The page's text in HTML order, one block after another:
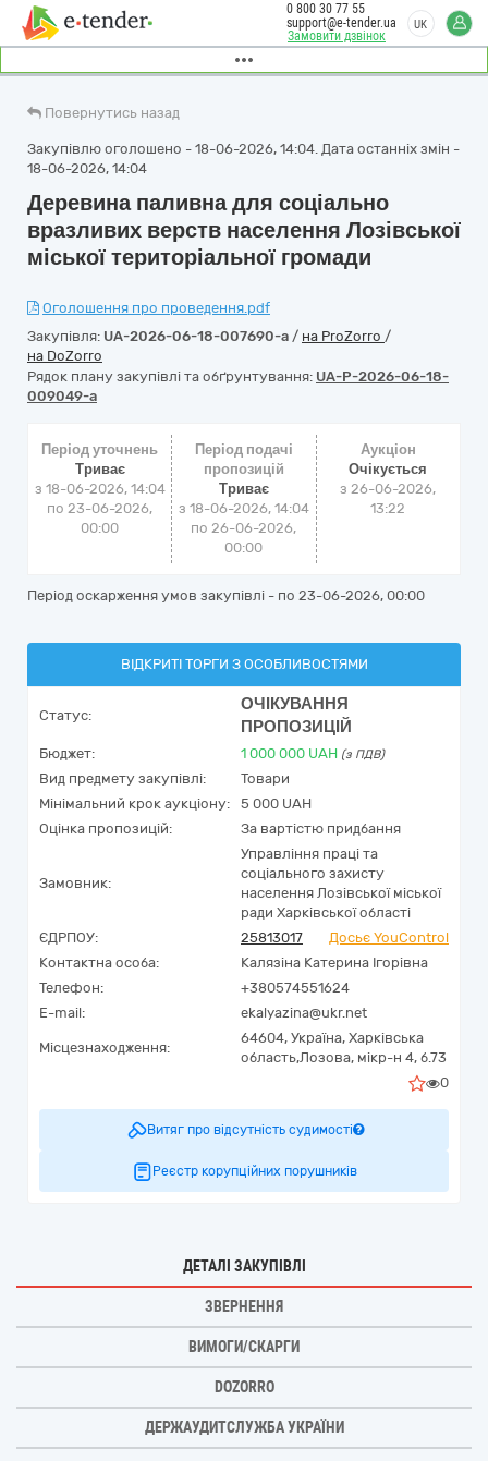
Замовити дзвінок
0 800 30 77 55
support@e-tender.ua
UK
Повернутись назад
Закупівлю оголошено - 18-06-2026, 14:04. Дата останніх змін -
18-06-2026, 14:04
Деревина паливна для соціально
вразливих верств населення Лозівської
міської територіальної громади
Оголошення про проведення.pdf
Закупівля: UA-2026-06-18-007690-a / на ProZorro /
на DoZorro
Рядок плану закупівлі та обґрунтування: UA-P-2026-06-18-
009049-a
Період уточнень
Триває
з 18-06-2026, 14:04
по 23-06-2026,
00:00
Період подачі
пропозицій
Триває
з 18-06-2026, 14:04
по 26-06-2026,
00:00
Аукціон
Очікується
з26-06-2026,
13:22
Період оскарження умов закупівлі - по 23-06-2026, 00:00
ВІДКРИТІ ТОРГИ З ОСОБЛИВОСТЯМИ
Статус:
ОЧІКУВАННЯ
ПРОПОЗИЦІЙ
Бюджет: 1 000 000 UAH (з ПДВ)
Вид предмету закупівлі:
Товари
Мінімальний крок аукціону:
5 000 UAH
Оцінка пропозицій:
За вартістю придбання
Замовник:
Управління праці та
соціального захисту
населення Лозівської міської
ради Харківської області
ЄДРПОУ:
25813017
Досьє YouControl
Контактна особа:
Калязіна Катерина Ігорівна
Телефон:
+380574551624
E-mail:
ekalyazina@ukr.net
Місцезнаходження:
64604, Україна, Харківська
область,Лозова, мікр-н 4, б.73
0
Витяг про відсутність судимості
Реєстр корупційних порушників
ДЕТАЛІ ЗАКУПІВЛІ
ЗВЕРНЕННЯ
ВИМОГИ/СКАРГИ
DOZORRO
ДЕРЖАУДИТСЛУЖБА УКРАЇНИ